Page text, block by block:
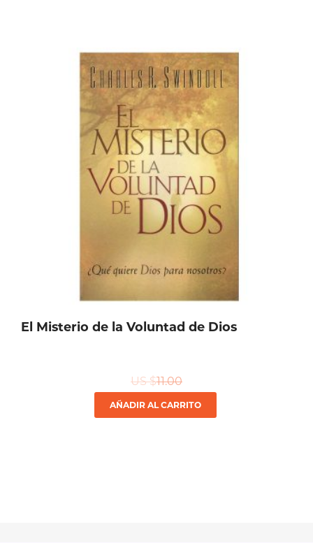
variantes.
pueden
El Misterio de la Voluntad de Dios
US $11.00
AÑADIR AL CARRITO